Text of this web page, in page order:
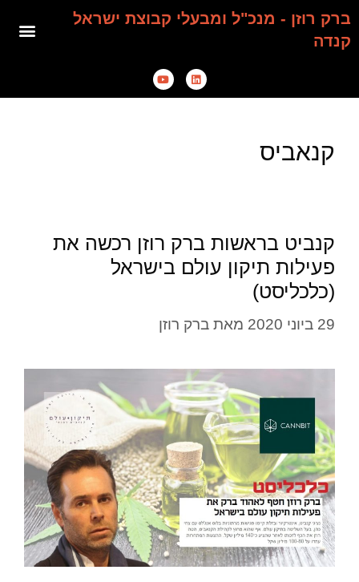
ברק רוזן - מנכ"ל ומבעלי קבוצת ישראל
קנדה
קנאביס
קנביט בראשות ברק רוזן רכשה את
פעילות תיקון עולם בישראל
(כלכליסט)
29 ביוני 2020 מאת ברק רוזן